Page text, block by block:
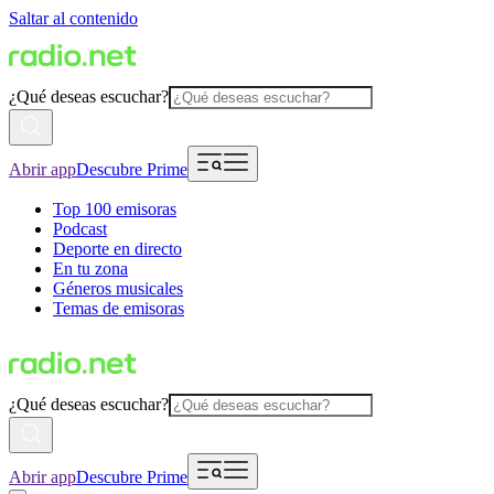
Saltar al contenido
¿Qué deseas escuchar?
Abrir appDescubre Prime
Top 100 emisoras
Podcast
Deporte en directo
En tu zona
Géneros musicales
Temas de emisoras
¿Qué deseas escuchar?
Abrir appDescubre Prime